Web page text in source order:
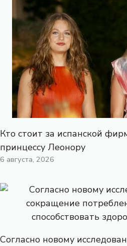
Кто стоит за испанской
принцессу Леонору
6 августа, 2026
Согласно новому